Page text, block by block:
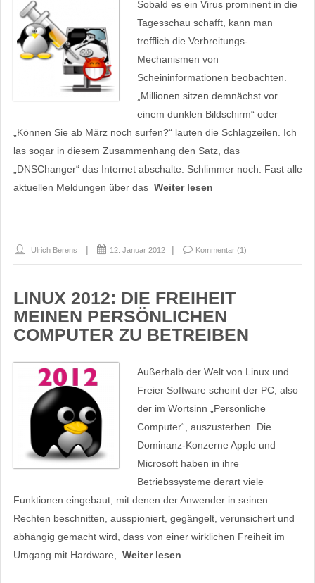
Sobald es ein Virus prominent in die
Tagesschau schafft, kann man
trefflich die Verbreitungs-
Mechanismen von
Scheininformationen beobachten.
„Millionen sitzen demnächst vor
einem dunklen Bildschirm“ oder
„Können Sie ab März noch surfen?“ lauten die Schlagzeilen. Ich
las sogar in diesem Zusammenhang den Satz, das
„DNSChanger“ das Internet abschalte. Schlimmer noch: Fast alle
aktuellen Meldungen über das Weiter lesen
Ulrich Berens 12. Januar 2012 Kommentar (1)
LINUX 2012: DIE FREIHEIT
MEINEN PERSÖNLICHEN
COMPUTER ZU BETREIBEN
Außerhalb der Welt von Linux und
Freier Software scheint der PC, also
der im Wortsinn „Persönliche
Computer“, auszusterben. Die
Dominanz-Konzerne Apple und
Microsoft haben in ihre
Betriebssysteme derart viele
Funktionen eingebaut, mit denen der Anwender in seinen
Rechten beschnitten, ausspioniert, gegängelt, verunsichert und
abhängig gemacht wird, dass von einer wirklichen Freiheit im
Umgang mit Hardware,
Weiter lesen